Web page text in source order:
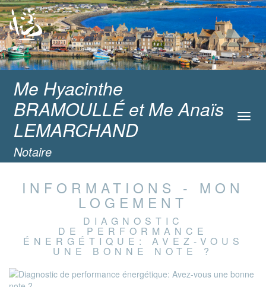
Me Hyacinthe
BRAMOULLÉ et Me Anaïs
LEMARCHAND
Notaire
INFORMATIONS - MON
LOGEMENT
DIAGNOSTIC
DE PERFORMANCE
ÉNERGÉTIQUE: AVEZ-VOUS
UNE BONNE NOTE ?